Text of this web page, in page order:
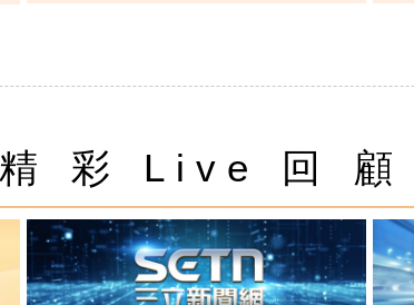
精 彩 Live 回 顧